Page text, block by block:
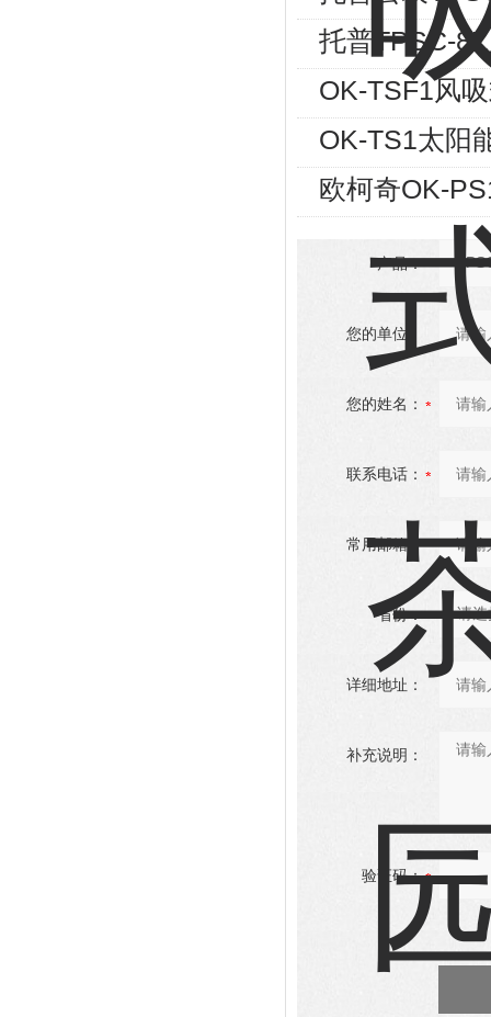
托普TPSC-
OK-TSF1风
OK-TS1太阳
欧柯奇OK-
产品：
您的单位：
您的姓名：
联系电话：
常用邮箱：
省份：
详细地址：
补充说明：
验证码：